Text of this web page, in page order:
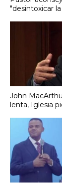
"desintoxicar
John
lenta, Iglesia